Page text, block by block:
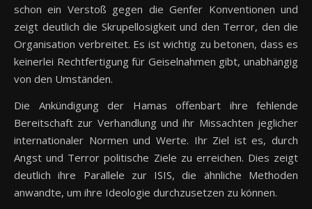
schon ein Verstoß gegen die Genfer Konventionen und
zeigt deutlich die Skrupellosigkeit und den Terror, den die
Organisation verbreitet. Es ist wichtig zu betonen, dass es
keinerlei Rechtfertigung für Geiselnahmen gibt, unabhängig
von den Umständen.
Die Ankündigung der Hamas offenbart ihre fehlende
Bereitschaft zur Verhandlung und ihr Missachten jeglicher
internationaler Normen und Werte. Ihr Ziel ist es, durch
Angst und Terror politische Ziele zu erreichen. Dies zeigt
deutlich ihre Parallele zur ISIS, die ähnliche Methoden
anwandte, um ihre Ideologie durchzusetzen zu können.